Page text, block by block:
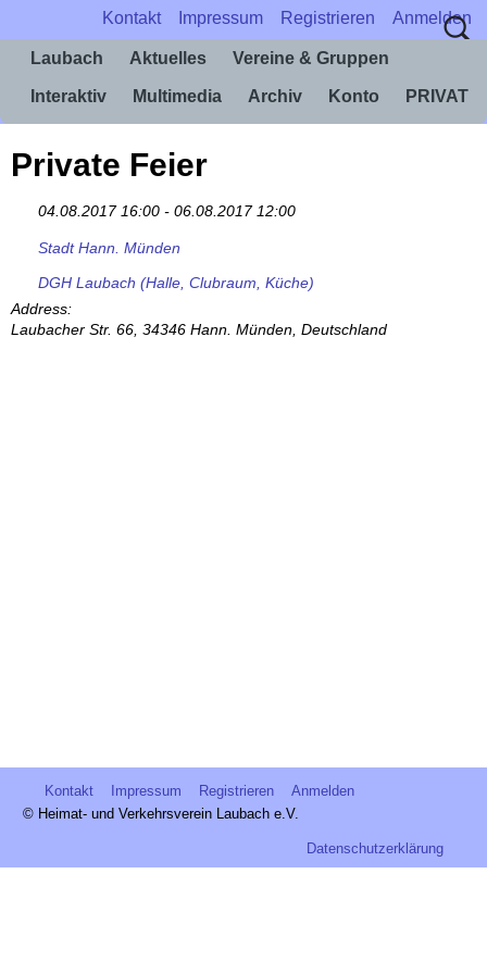
Kontakt Impressum Registrieren Anmelden
Laubach Aktuelles Vereine & Gruppen
Interaktiv Multimedia Archiv Konto PRIVAT
Private Feier
04.08.2017 16:00 - 06.08.2017 12:00
Stadt Hann. Münden
DGH Laubach (Halle, Clubraum, Küche)
Address:
Laubacher Str. 66, 34346 Hann. Münden, Deutschland
Kontakt Impressum Registrieren
Anmelden
© Heimat- und Verkehrsverein Laubach e.V.
Datenschutzerklärung